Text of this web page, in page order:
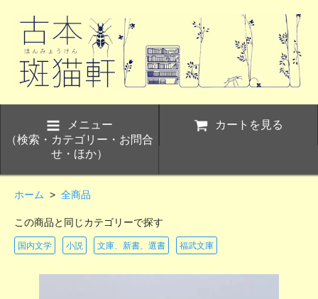
メニュー
（検索・カテゴリー・お問合
せ・ほか）
カートを見る
ホーム > 全商品
この商品と同じカテゴリーで探す
国内文学 小説 文庫、新書、選書 福武文庫